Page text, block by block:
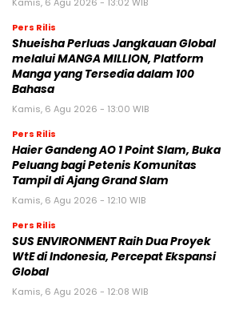
Pers Rilis
Shueisha Perluas Jangkauan Global
melalui MANGA MILLION, Platform
Manga yang Tersedia dalam 100
Bahasa
Kamis, 6 Agu 2026 - 13:00 WIB
Pers Rilis
Haier Gandeng AO 1 Point Slam, Buka
Peluang bagi Petenis Komunitas
Tampil di Ajang Grand Slam
Kamis, 6 Agu 2026 - 12:10 WIB
Pers Rilis
SUS ENVIRONMENT Raih Dua Proyek
WtE di Indonesia, Percepat Ekspansi
Global
Kamis, 6 Agu 2026 - 12:08 WIB